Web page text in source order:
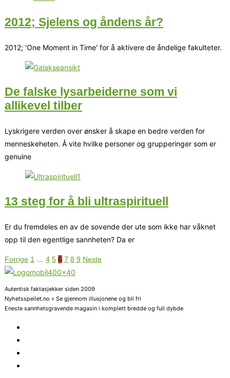
2012; Sjelens og åndens år?
2012; 'One Moment in Time' for å aktivere de åndelige fakulteter.
De falske lysarbeiderne som vi
allikevel tilber
Lyskrigere verden over ønsker å skape en bedre verden for
menneskeheten. Å vite hvilke personer og grupperinger som er
genuine
13 steg for å bli ultraspirituell
Er du fremdeles en av de sovende der ute som ikke har våknet
opp til den egentlige sannheten? Da er
Forrige 1 4 5 6 7 8 9 Neste
Autentisk faktasjekker siden 2009
Nyhetsspeilet.no » Se gjennom illusjonene og bli fri
Eneste sannhetsgravende magasin i komplett bredde og full dybde